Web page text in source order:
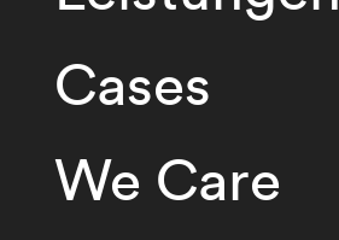
Cases
We Care